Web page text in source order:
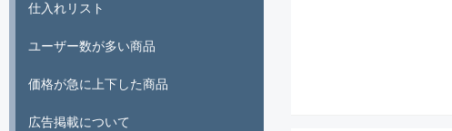
仕入れリスト
ユーザー数が多い商品
価格が急に上下した商品
広告掲載について